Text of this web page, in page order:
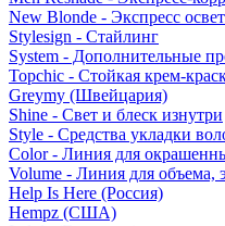
New Blonde - Экспресс
Stylesign - Стайлинг
System - Дополнительные
Topchic - Стойкая крем-
Greymy (Швейцария)
Shine - Свет и блеск изнутри
Style - Средства укладки
Color - Линия для
Volume - Линия для объема,
Help Is Here (Россия)
Hempz (США)